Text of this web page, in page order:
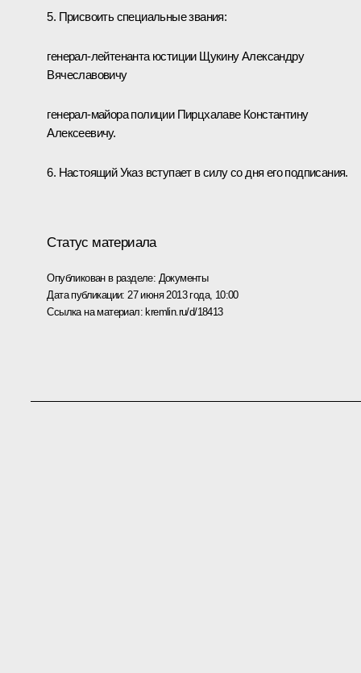
5. Присвоить специальные звания:
генерал-лейтенанта юстиции Щукину Александру
Вячеславовичу
генерал-майора полиции Пирцхалаве Константину
Алексеевичу.
6. Настоящий Указ вступает в силу со дня его подписания.
Статус материала
Опубликован в разделе: Документы
Дата публикации: 27 июня 2013 года, 10:00
Ссылка на материал: kremlin.ru/d/18413